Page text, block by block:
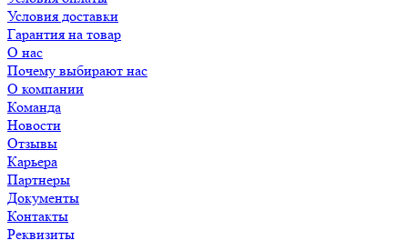
Условия доставки
Гарантия на товар
О нас
Почему выбирают нас
О компании
Команда
Новости
Отзывы
Карьера
Партнеры
Документы
Контакты
Реквизиты